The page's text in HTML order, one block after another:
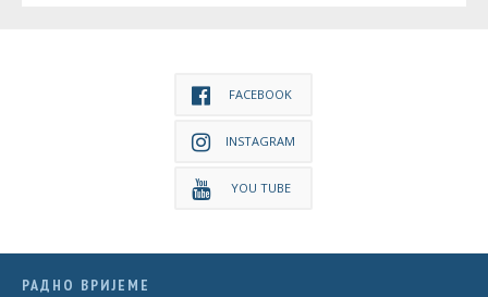
FACEBOOK
INSTAGRAM
YOU TUBE
РАДНО ВРИЈЕМЕ